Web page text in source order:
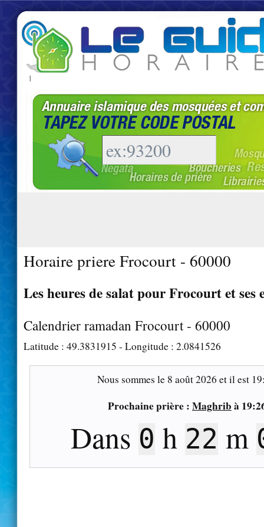
|
Horaire priere Frocourt - 60000
Les heures de salat pour Frocourt et ses
Calendrier ramadan Frocourt - 60000
Latitude : 49.3831915 - Longitude : 2.0841526
Nous sommes le 8 août 2026 et il est
Prochaine prière : Maghrib à
Dans 0h21m